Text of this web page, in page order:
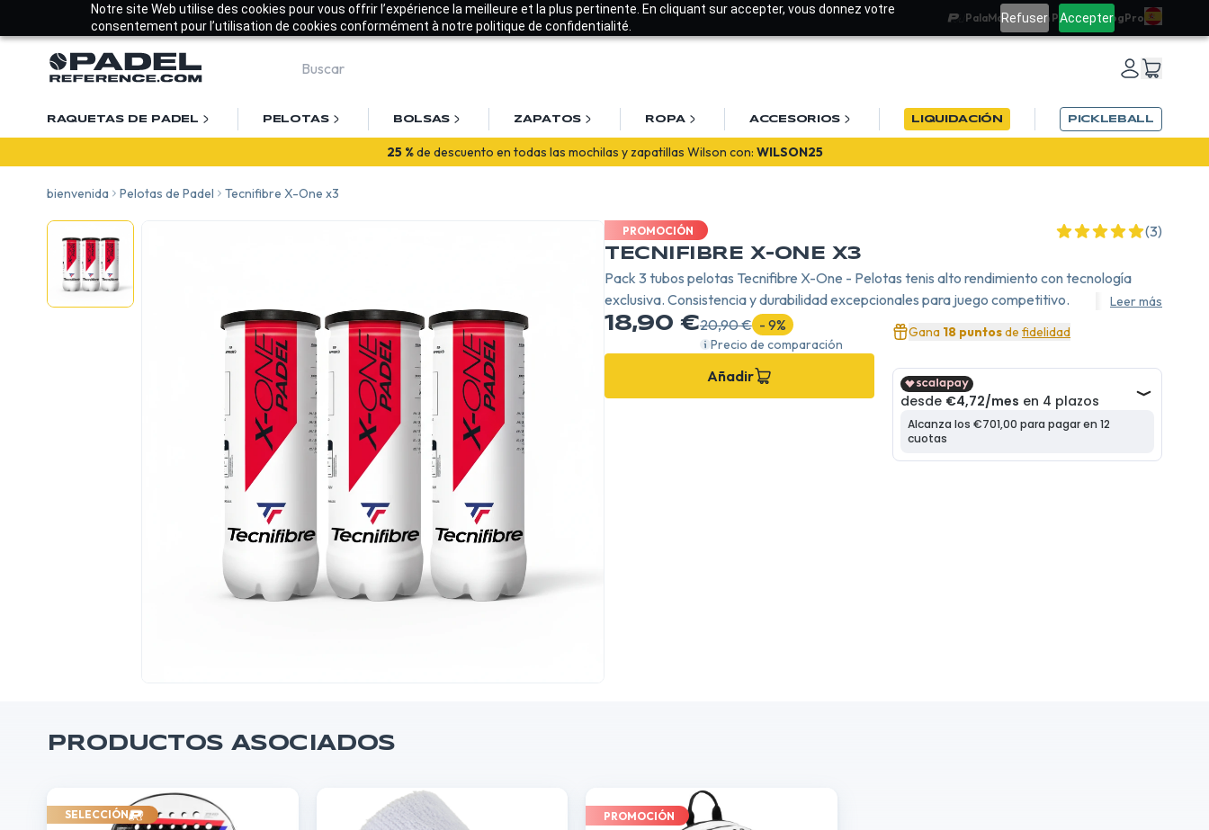
Notre site Web utilise des cookies pour vous offrir l’expérience la meilleure et la plus pertinente. En cliquant sur accepter, vous donnez votre
consentement pour l’utilisation de cookies conformément à notre politique de confidentialité.
Refuser Accepter
PalaMatchTeam PadelRefBlogPro
RAQUETAS DE PADEL PELOTAS BOLSAS ZAPATOS ROPA ACCESORIOS LIQUIDACIÓN PICKLEBALL
¡Bienvenido! Disfruta de un10% en tu primer pedidoconBIENVENIDO26
bienvenida Pelotas de Padel Tecnifibre X-One x3
PROMOCIÓN (3)
TECNIFIBRE X-ONE X3
Pack 3 tubos pelotas Tecnifibre X-One - Pelotas tenis alto rendimiento con tecnología
exclusiva. Consistencia y durabilidad excepcionales para juego competitivo.
Leer más
18,90 €20,90 € - 9%
Precio de comparación
Gana 18 puntosde fidelidad
Añadir
PRODUCTOS ASOCIADOS
SELECCIÓN PROMOCIÓN